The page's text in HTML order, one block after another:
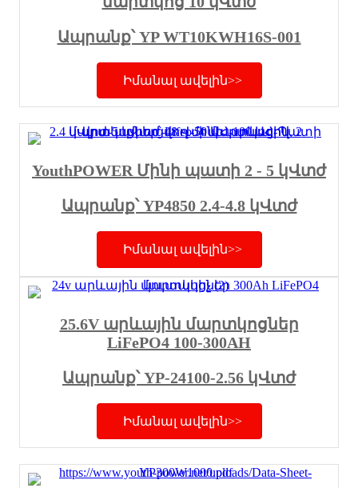
Ապրանք՝ YP WT10KWH16S-001
Իմանալ ավելին>>
YouthPOWER Մինի պատի 2 - 5 կՎտժ
Ապրանք՝ YP4850 2.4-4.8 կՎտժ
Իմանալ ավելին>>
25.6V արևային մարտկոցներ
LiFePO4 100-300AH
Ապրանք՝ YP-24100-2.56 կՎտժ
Իմանալ ավելին>>